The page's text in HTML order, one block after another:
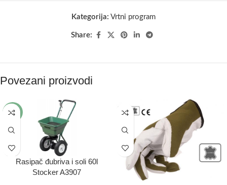
Kategorija: Vrtni program
Share:
Povezani proizvodi
-5%
Rasipač đubriva i soli 60l
Stocker A3907